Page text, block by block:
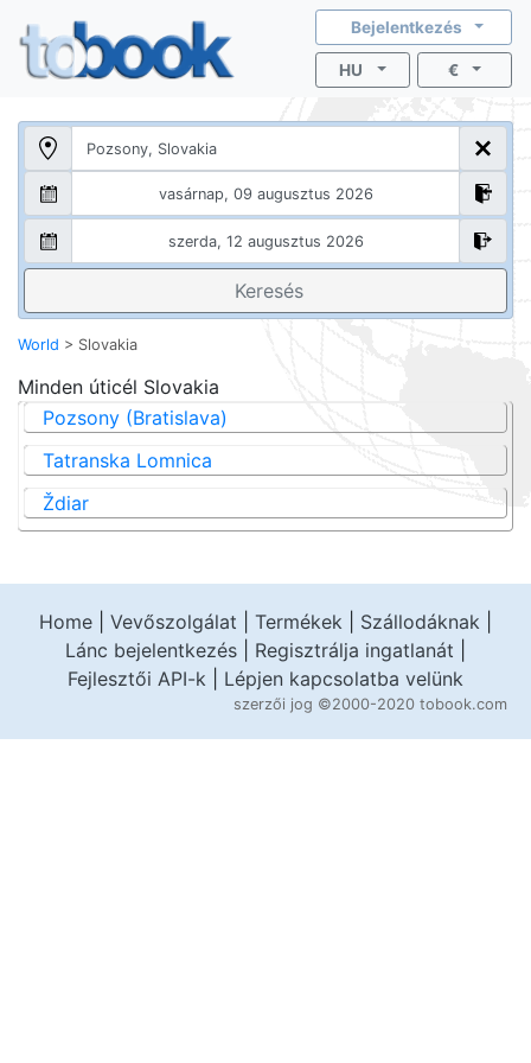
Bejelentkezés
HU €
Keresés
World > Slovakia
Minden úticél Slovakia
Pozsony (Bratislava)
Tatranska Lomnica
Ždiar
Home Vevőszolgálat Termékek Szállodáknak
Lánc bejelentkezés
Regisztrálja ingatlanát
Fejlesztői API-k
Lépjen kapcsolatba velünk
szerzői jog ©2000-2020 tobook.com